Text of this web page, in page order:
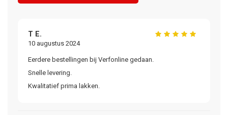
T E.
10 augustus 2024
Eerdere bestellingen bij Verfonline gedaan.
Snelle levering.
Kwalitatief prima lakken.